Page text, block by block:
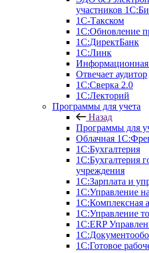
участников
1С-Такском
1С:Обновление
1С:ДиректБанк
1С:Линк
Отвечает аудитор
1С:Сверка 2.0
1С:Лекторий
Программы для учета
Назад
Программы для
Облачная
1С:Бухгалтерия
1С:Бухгалтерия
учреждения
1С:Зарплата и
1С:Управление
1С:Комплексная
1С:Управление
1С:ERP
1C:Готовое